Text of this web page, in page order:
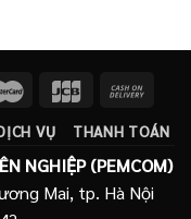
VỤ THANH TOÁN
NGHIỆP (PEMCOM)
Mai, tp. Hà Nội